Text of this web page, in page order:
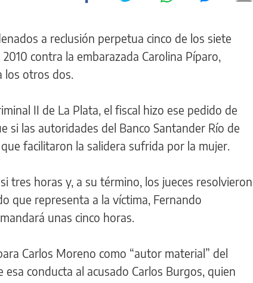
a reclusión perpetua cinco de los siete
contra la embarazada Carolina Píparo,
los otros dos.
II de La Plata, el fiscal hizo ese pedido de
si las autoridades del Banco Santander Río de
facilitaron la salidera sufrida por la mujer.
tres horas y, a su término, los jueces resolvieron
que representa a la víctima, Fernando
unas cinco horas.
Carlos Moreno como “autor material” del
conducta al acusado Carlos Burgos, quien